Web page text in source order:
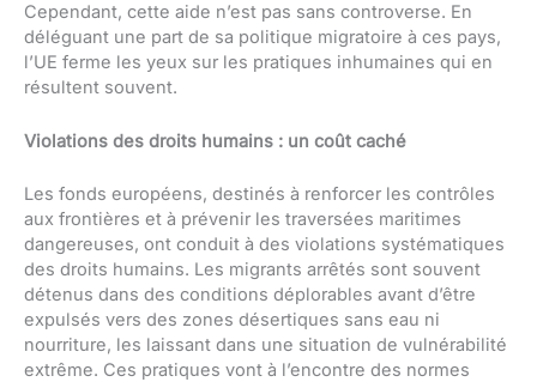
Cependant, cette aide n’est pas sans controverse. En
déléguant une part de sa politique migratoire à ces pays,
l’UE ferme les yeux sur les pratiques inhumaines qui en
résultent souvent.
Violations des droits humains : un coût caché
Les fonds européens, destinés à renforcer les contrôles
aux frontières et à prévenir les traversées maritimes
dangereuses, ont conduit à des violations systématiques
des droits humains. Les migrants arrêtés sont souvent
détenus dans des conditions déplorables avant d’être
expulsés vers des zones désertiques sans eau ni
nourriture, les laissant dans une situation de vulnérabilité
extrême. Ces pratiques vont à l’encontre des normes